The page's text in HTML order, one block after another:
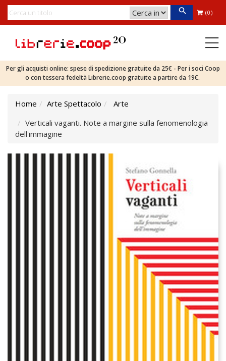
(0)
Per gli acquisti online: spese di spedizione gratuite da 25€ - Per i soci Coop
o con tessera fedeltà Librerie.coop gratuite a partire da 19€.
Home Arte Spettacolo
Arte
Verticali vaganti. Note a margine sulla fenomenologia
dell'immagine